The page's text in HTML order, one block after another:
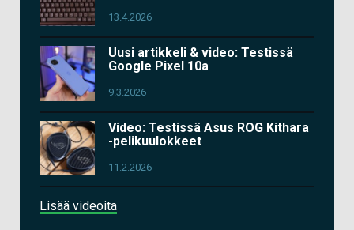
13.4.2026
Uusi artikkeli & video: Testissä
Google Pixel 10a
9.3.2026
Video: Testissä Asus ROG Kithara
-pelikuulokkeet
11.2.2026
Lisää videoita